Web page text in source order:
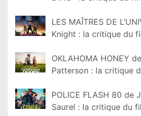
LES MAÎTRES DE
Knight : la critique du
OKLAHOMA HONEY
Patterson : la critique
POLICE FLASH 80 de
Saurel : la critique du